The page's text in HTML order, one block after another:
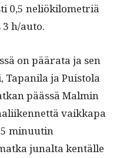
0,5 neliök­ilo­metriä
h/auto.
on päära­ta ja sen
Tapani­la ja Puis­to­la
päässä Malmin
vaikka­pa
min­uutin
junal­ta ken­tälle